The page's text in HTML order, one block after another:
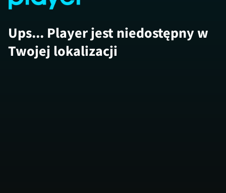
Ups... Player jest niedostępny w
Twojej lokalizacji